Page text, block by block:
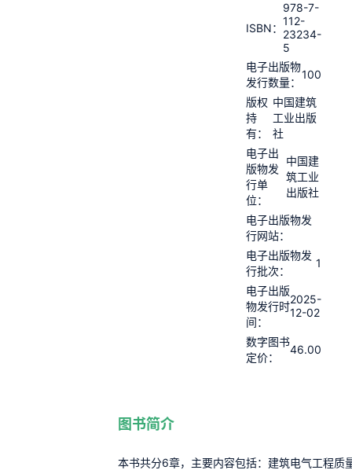
ISBN：
978-7-
112-
23234-
5
电子出版物
发行数量：
100
版权
持
有：
中国建筑
工业出版
社
电子出
版物发
行单
位：
中国建
筑工业
出版社
电子出版物发
行网站：
电子出版物发
行批次：
1
电子出版
物发行时
间：
2025-
12-02
数字图书
定价：
46.00
图书简介
本书共分6章，主要内容包括：建筑电气工程质